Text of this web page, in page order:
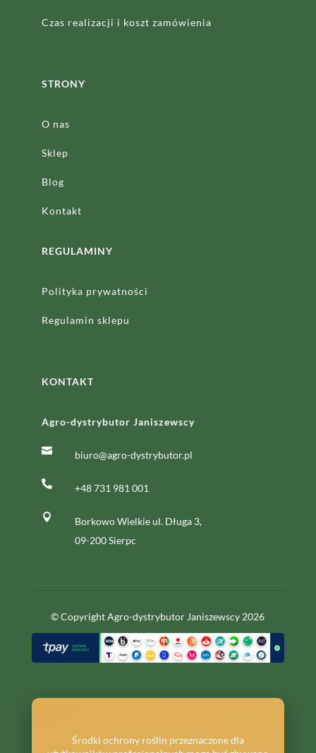
Czas realizacji i koszt zamówienia
STRONY
O nas
Sklep
Blog
Kontakt
REGULAMINY
Polityka prywatności
Regulamin sklepu
KONTAKT
Agro-dystrybutor Janiszewscy
 biuro@agro-dystrybutor.pl
 +48 731 981 001

Borkowo Wielkie ul. Długa 3,
09-200 Sierpc
© Copyright Agro-dystrybutor Janiszewscy 2026
Środki ochrony roślin przeznaczone dla